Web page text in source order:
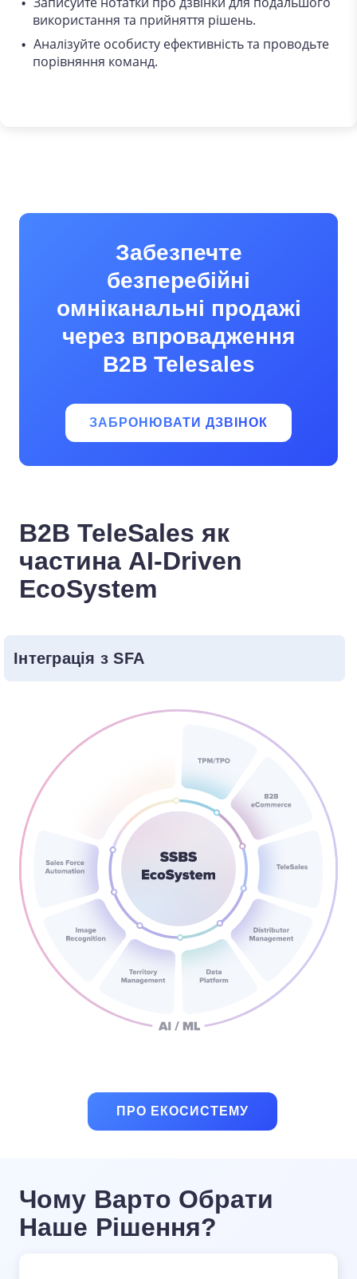
використання та прийняття рішень.
Аналізуйте особисту ефективність та проводьте
порівняння команд.
Забезпечте
безперебійні
омніканальні продажі
через впровадження
B2B Telesales
ЗАБРОНЮВАТИ ДЗВІНОК
B2B TeleSales як
частина AI-Driven
EcoSystem
Інтеграція з SFA
омніканальную роботу як клієнтам, так
постачальникам.
Розміщуйте замовлення через наш веб-портал,
телефоном або особисто з менеджером з продажу.
Кожен канал пропонує єдиний доступ до каталогів
продукції, цін, історії замовлень, новинок та
інформації про акції.
ПРО ЕКОСИСТЕМУ
Чому Варто Обрати
Наше Рішення?